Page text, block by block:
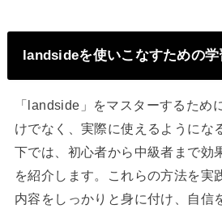
landsideを使いこなすための学
「landside」をマスターするため
けでなく、実際に使えるようにな
下では、初心者から中級者まで効
を紹介します。これらの方法を実
内容をしっかりと身に付け、自信